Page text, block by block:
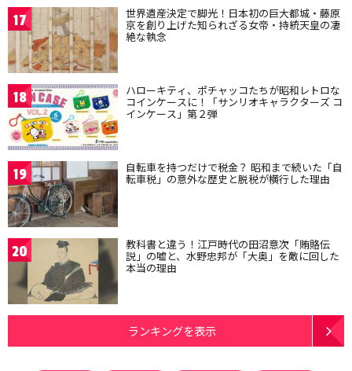
17 世界遺産決定で脚光！日本初の巨大都城・藤原
京を創り上げた知られざる女帝・持統天皇の凄
絶な執念
18 ハローキティ、ポチャッコたちが昭和レトロな
コインケースに！「サンリオキャラクターズ コ
インケース」第２弾
19 自転車を持つだけで税金？ 昭和まで続いた「自
転車税」の意外な歴史と脱税が横行した理由
20 教科書と違う！江戸時代の田沼意次「賄賂伝
説」の嘘と、水野忠邦が「大奥」を敵に回した
本当の理由
ランキングを表示